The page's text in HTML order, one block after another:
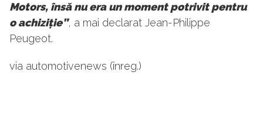
Motors, însă nu era un moment potrivit pentru
o achiziție”, a mai declarat Jean-Philippe
Peugeot.
via automotivenews (înreg.)